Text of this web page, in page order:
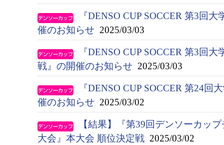
『DENSO CUP SOCCER 第3回
催のお知らせ 2025/03/03
『DENSO CUP SOCCER 第3回
戦』の開催のお知らせ 2025/03/03
『DENSO CUP SOCCER 第24回
催のお知らせ 2025/03/02
【結果】『第39回デンソーカッ
大会』本大会 順位決定戦 2025/03/02